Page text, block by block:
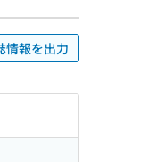
手法 RT
発生し
水槽
情報を出力